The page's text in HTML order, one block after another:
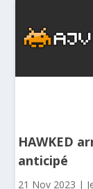
HAWKED
anticipé
21 Nov 2023 |